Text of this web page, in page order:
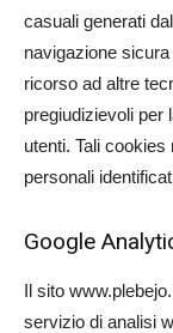
casuali generati
navigazione
ricorso ad altre
pregiudizievoli per
utenti. Tali cookies
personali
Google
Il sito
servizio di analisi